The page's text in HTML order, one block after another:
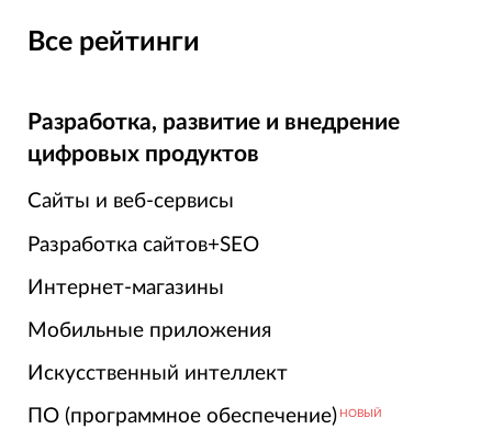
Все рейтинги
Разработка, развитие и внедрение
цифровых продуктов
Сайты и веб-сервисы
Разработка сайтов+SEO
Интернет-магазины
Мобильные приложения
Искусственный интеллект
ПО (программное обеспечение) НОВЫЙ